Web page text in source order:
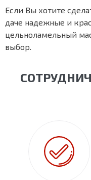
Если Вы хотите
даче надежные и
цельноламельный
выбор.